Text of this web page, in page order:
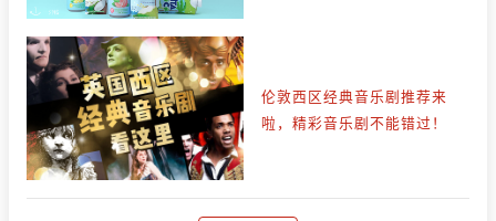
伦敦西区经典音乐剧推荐来
啦，精彩音乐剧不能错过！